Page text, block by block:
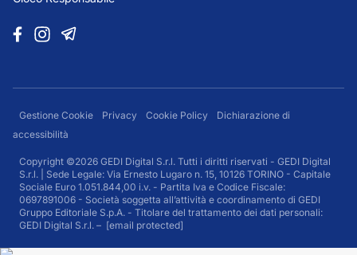
Gestione Cookie Privacy Cookie Policy
Dichiarazione di
accessibilità
Copyright ©2026 GEDI Digital S.r.l. Tutti i diritti riservati - GEDI Digital
S.r.l. | Sede Legale: Via Ernesto Lugaro n. 15, 10126 TORINO - Capitale
Sociale Euro 1.051.844,00 i.v. - Partita Iva e Codice Fiscale:
0697891006 - Società soggetta all’attività e coordinamento di GEDI
Gruppo Editoriale S.p.A. - Titolare del trattamento dei dati personali:
GEDI Digital S.r.l. – [email protected]